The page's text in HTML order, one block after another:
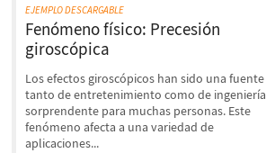
EJEMPLO DESCARGABLE
Fenómeno físico: Precesión
giroscópica
Los efectos giroscópicos han sido una fuente
tanto de entretenimiento como de ingeniería
sorprendente para muchas personas. Este
fenómeno afecta a una variedad de
aplicaciones...